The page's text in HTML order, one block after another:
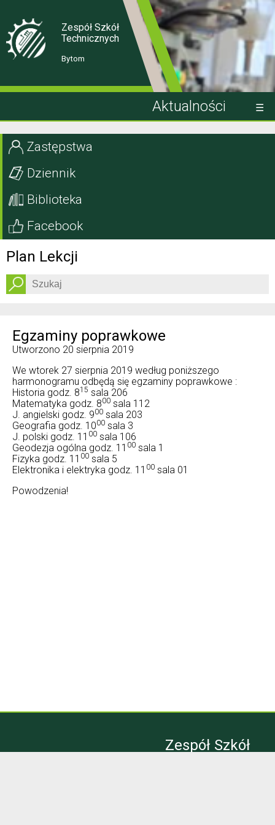
Content
navigation
Zespół Szkół
Technicznych
Bytom
Aktualności
Kandydat
Zastępstwa
Dziennik
Biblioteka
Facebook
Plan Lekcji
Egzaminy poprawkowe
Utworzono 20 sierpnia 2019
We wtorek 27 sierpnia 2019 według poniższego
harmonogramu odbędą się egzaminy poprawkowe :
Historia godz. 815 sala 206
Matematyka godz. 800 sala 112
J. angielski godz. 900 sala 203
Geografia godz. 1000 sala 3
J. polski godz. 11 00 sala 106
Geodezja ogólna godz. 11 00 sala 1
Fizyka godz. 11 00 sala 5
Elektronika i elektryka godz. 11 00 sala 01
Powodzenia!
Zespół Szkół